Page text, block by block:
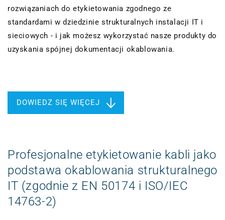
rozwiązaniach do etykietowania zgodnego ze
standardami w dziedzinie strukturalnych instalacji IT i
sieciowych - i jak możesz wykorzystać nasze produkty do
uzyskania spójnej dokumentacji okablowania.
DOWIEDZ SIĘ WIĘCEJ
Profesjonalne etykietowanie kabli jako
podstawa okablowania strukturalnego
IT (zgodnie z EN 50174 i ISO/IEC
14763-2)